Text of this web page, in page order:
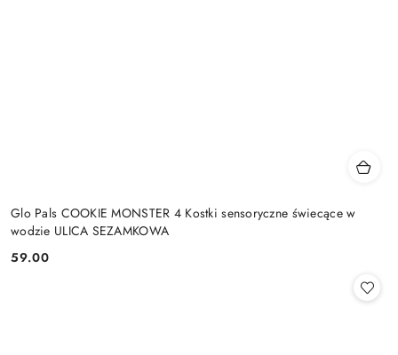
Glo Pals COOKIE MONSTER 4 Kostki sensoryczne świecące w
wodzie ULICA SEZAMKOWA
Cena:
59.00